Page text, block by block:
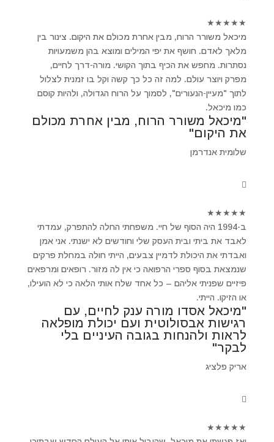
★
★
★
★
★
מיכאל משורר הרוח, מבין אחרת מכולם את היקום. צינור בין
מלאך לאדם. חושף את יפי המילים ומוצא בהן משמעויות
נסתרות. מחפש את הכיף בתוך הקושי. מורה-דרך לחיים,
מפרק ויוצר עולם. למה זה כל כך קשה וקל בו זמנית לצלול
לתוך "מעיין-הנעורים", לסמוך על הרוח הגדולה, ולהיות קוסם
כמו מיכאל.
"מיכאל משורר הרוח, מבין אחרת מכולם
את היקום"
שלומית אנדרמן
★
★
★
★
★
ב-1994 היה הסוף של חיי. משפחתי החלה להתפרק, עמדתי
לאבד את ביתי ובית העסק שלי וחודשים לא ישנתי. אני אמן
ואבדתי את היכולת לדמיין צבעים, הייתי חולה במחלת פרקים
שנמצאת בסוף ספרי הרפואה כי אין לה מזור. רופאים ומרפאים
פיזיים שפניתי אליהם – כל אחד שלח אותי הלאה כי לא הועילו,
או הזיקו. הייתי.
"מיכאל אסדו מורה ענק לחיים, עם
רגישות אבסולוטית ועם יכולת מופלאה
לראות ולהנחות בגובה העיניים בלי
לבקר"
אריק פלציג
★
★
★
★
★